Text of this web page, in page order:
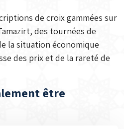
de croix gammées sur
des tournées de
la situation économique
des prix et de la rareté de
être